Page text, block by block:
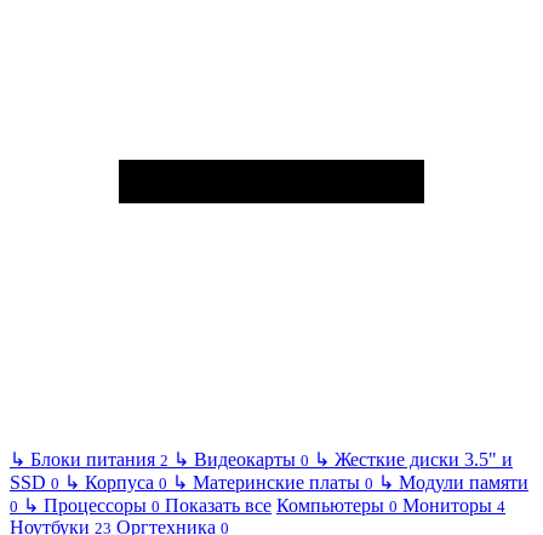
↳ Блоки питания 2 ↳ Видеокарты 0 ↳ Жесткие диски 3.5" и
SSD 0 ↳ Корпуса 0 ↳ Материнские платы 0 ↳ Модули памяти
0 ↳ Процессоры 0 Показать все Компьютеры 0 Мониторы 4
Ноутбуки 23 Оргтехника 0